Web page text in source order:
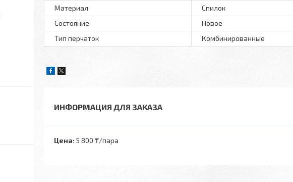
Материал
Спилок
Состояние
Новое
Тип перчаток
Комбинированные
ИНФОРМАЦИЯ ДЛЯ ЗАКАЗА
Цена: 5 800 ₸/пара